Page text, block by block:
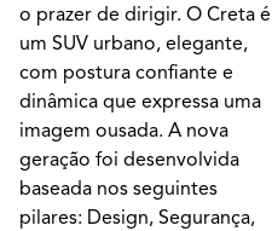
o prazer de dirigir. O Creta é
um SUV urbano, elegante,
com postura confiante e
dinâmica que expressa uma
imagem ousada. A nova
geração foi desenvolvida
baseada nos seguintes
pilares: Design, Segurança,